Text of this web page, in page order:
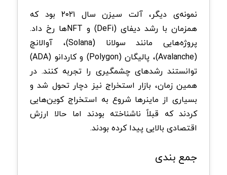
نمونه‌ی دیگر، آلت سیزن سال ۲۰۲۱ بود که
همزمان با رشد دیفای (DeFi) و NFTها رخ داد.
پروژه‌هایی مانند سولانا (Solana)، آوالانچ
(Avalanche)، پالیگان (Polygon) و کاردانو (ADA)
توانستند رشدهای چشمگیری را تجربه کنند. در
همین زمان، بازار استخراج نیز دچار تحول شد و
بسیاری از ماینرها شروع به استخراج کوین‌هایی
کردند که قبلاً ناشناخته بودند اما حالا ارزش
اقتصادی بالایی پیدا کرده بودند.
جمع بندی